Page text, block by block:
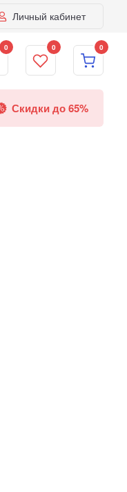
Личный кабинет
0 0 0
Скидки до 65%